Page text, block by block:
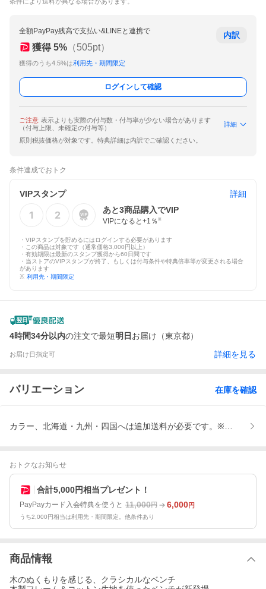
全額PayPay残高で支払い&LINEと連携で
獲得 5% （505pt）
獲得のうち4.5%は利用先・期間限定
内訳
ログインして確認
ご注意 表示よりも実際の付与数・付与率が少ない場合があります
（付与上限、未確定の付与等）
詳細
原則税抜価格が対象です。特典詳細は内訳でご確認ください。
条件達成でおトク
VIPスタンプ
詳細
あと3商品購入でVIP
VIPになると+1 ％ ※
・VIPスタンプを貯めるにはログインする必要があります
・この商品は対象です（通常価格3,000円以上）
・有効期限は最新のスタンプ獲得から60日間です
・当ストアのVIPスタンプが終了、もしくは付与条件や特典倍率等が変更される場合
があります
※ 利用先・期間限定
4時間34分以内の注文で最短明日 お届け（東京都）
お届け日指定可 詳細を見る
バリエーション 在庫を確認
カラー、北海道・九州・四国へは追加送料が必要です。※決済後に
おトクなお知らせ
合計5,000円相当プレゼント！
PayPayカード入会特典を使うと 11,000円 6,000円
うち2,000円相当は利用先・期間限定。他条件あり
商品情報
木のぬくもりを感じる、クラシカルなベンチ